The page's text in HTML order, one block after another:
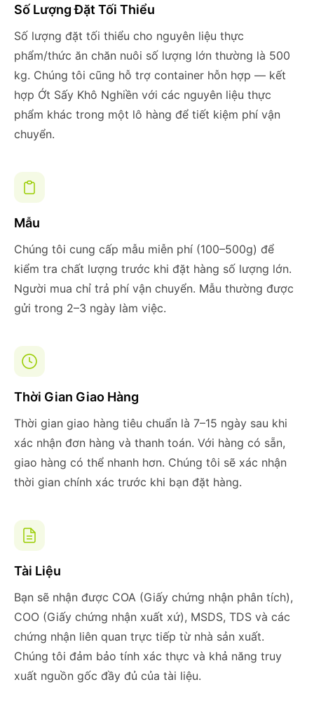
Số Lượng Đặt Tối Thiểu
Số lượng đặt tối thiểu cho nguyên liệu thực
phẩm/thức ăn chăn nuôi số lượng lớn thường là 500
kg. Chúng tôi cũng hỗ trợ container hỗn hợp — kết
hợp Ớt Sấy Khô Nghiền với các nguyên liệu thực
phẩm khác trong một lô hàng để tiết kiệm phí vận
chuyển.
Mẫu
Chúng tôi cung cấp mẫu miễn phí (100–500g) để
kiểm tra chất lượng trước khi đặt hàng số lượng lớn.
Người mua chỉ trả phí vận chuyển. Mẫu thường được
gửi trong 2–3 ngày làm việc.
Thời Gian Giao Hàng
Thời gian giao hàng tiêu chuẩn là 7–15 ngày sau khi
xác nhận đơn hàng và thanh toán. Với hàng có sẵn,
giao hàng có thể nhanh hơn. Chúng tôi sẽ xác nhận
thời gian chính xác trước khi bạn đặt hàng.
Tài Liệu
Bạn sẽ nhận được COA (Giấy chứng nhận phân tích),
COO (Giấy chứng nhận xuất xứ), MSDS, TDS và các
chứng nhận liên quan trực tiếp từ nhà sản xuất.
Chúng tôi đảm bảo tính xác thực và khả năng truy
xuất nguồn gốc đầy đủ của tài liệu.